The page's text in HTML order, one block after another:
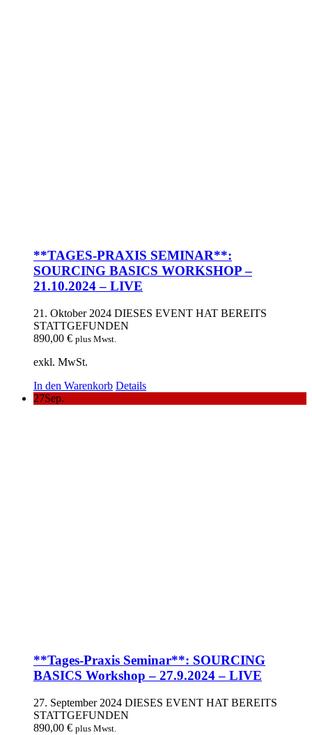
**TAGES-PRAXIS SEMINAR**:
SOURCING BASICS WORKSHOP –
21.10.2024 – LIVE
21. Oktober 2024 DIESES EVENT HAT BEREITS
STATTGEFUNDEN
890,00 € plus Mwst.
exkl. MwSt.
In den Warenkorb Details
27Sep.
**Tages-Praxis Seminar**: SOURCING
BASICS Workshop – 27.9.2024 – LIVE
27. September 2024 DIESES EVENT HAT BEREITS
STATTGEFUNDEN
890,00 € plus Mwst.